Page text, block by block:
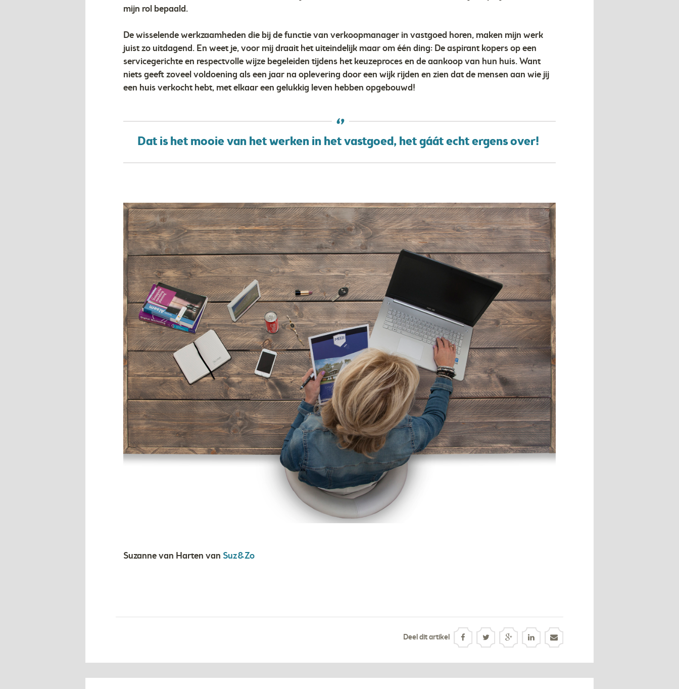
mijn rol bepaald.
De wisselende werkzaamheden die bij de functie van verkoopmanager in vastgoed horen, maken mijn werk
juist zo uitdagend. En weet je, voor mij draait het uiteindelijk maar om één ding: De aspirant kopers op een
servicegerichte en respectvolle wijze begeleiden tijdens het keuzeproces en de aankoop van hun huis. Want
niets geeft zoveel voldoening als een jaar na oplevering door een wijk rijden en zien dat de mensen aan wie jij
een huis verkocht hebt, met elkaar een gelukkig leven hebben opgebouwd!
Dat is het mooie van het werken in het vastgoed, het gáát echt ergens over!
Suzanne van Harten van Suz&Zo
Deel dit artikel